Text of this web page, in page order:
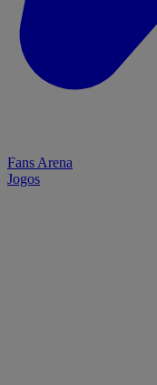
Fans Arena
Jogos